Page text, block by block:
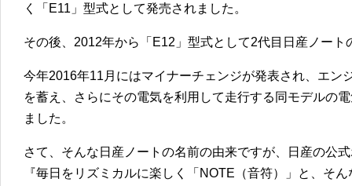
く「E11」型式として発売されました。
その後、2012年から「E12」型式として2代目日産ノート
今年2016年11月にはマイナーチェンジが発表され、エン
を蓄え、さらにその電気を利用して走行する同モデルの
ました。
さて、そんな日産ノートの名前の由来ですが、日産の公
『毎日をリズミカルに楽しく「NOTE（音符）」と、そ